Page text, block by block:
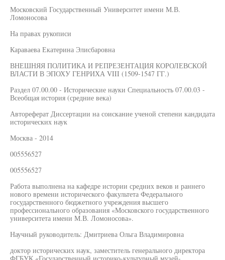
Московский Государственный Университет имени М.В.
Ломоносова
На правах рукописи
Караваева Екатерина Элисбаровна
ВНЕШНЯЯ ПОЛИТИКА И РЕПРЕЗЕНТАЦИЯ КОРОЛЕВСКОЙ
ВЛАСТИ В ЭПОХУ ГЕНРИХА VIII (1509-1547 ГГ.)
Раздел 07.00.00 - Исторические науки Специальность 07.00.03 -
Всеобщая история (средние века)
Автореферат Диссертации на соискание ученой степени кандидата
исторических наук
Москва - 2014
005556527
005556527
Работа выполнена на кафедре истории средних веков и раннего
нового времени исторического факультета Федерального
государственного бюджетного учреждения высшего
профессионального образования «Московского государственного
университета имени М.В. Ломоносова».
Научный руководитель: Дмитриева Ольга Владимировна
доктор исторических наук, заместитель генерального директора